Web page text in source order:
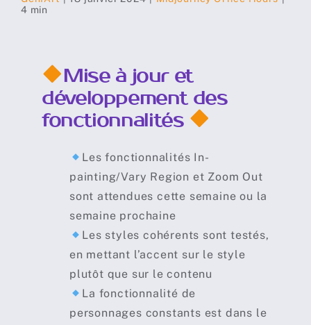
4 min
Mise à jour et
développement des
fonctionnalités
Les fonctionnalités In-
painting/Vary Region et Zoom Out
sont attendues cette semaine ou la
semaine prochaine
Les styles cohérents sont testés,
en mettant l’accent sur le style
plutôt que sur le contenu
La fonctionnalité de
personnages constants est dans le